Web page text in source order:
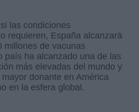
las condiciones
requieren, España alcanzará
millones de vacunas
país ha alcanzado una de las
más elevadas del mundo y
donante en América
en la esfera global.